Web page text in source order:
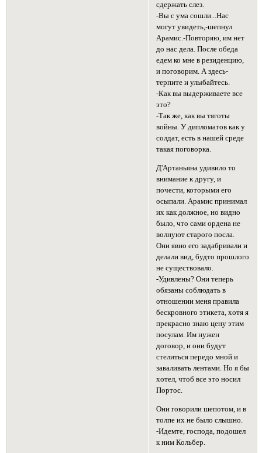
сдержать слез.
-Вы с ума сошли...Нас
могут увидеть,-шепнул
Арамис.-Повторяю, им нет
до нас дела. После обеда
едем ко мне в резиденцию,
и поговорим. А здесь-
терпите и улыбайтесь.
-Как вы выдерживаете все
это?
-Так же, как вы тяготы
войны. У дипломатов как у
солдат, есть в нашей среде
такая поговорка.
Д'Артаньяна удивило то
внимание к другу, и
почести, которыми его
осыпали. Арамис принимал
их как должное, но видно
было, что сами ордена не
волнуют старого посла.
Они явно его задабривали и
делали вид, будто прошлого
не существовало.
-Удивлены? Они теперь
обязаны соблюдать в
отношении меня правила
бескровного этикета, хотя я
прекрасно знаю цену этим
посулам. Им нужен
договор, и они будут
стелиться передо мной и
заваливать лентами. Но я бы
хотел, чтоб все это носил
Портос.
Они говорили шепотом, и в
толпе их не было слышно.
-Идемте, господа, подошел
к ним Кольбер.